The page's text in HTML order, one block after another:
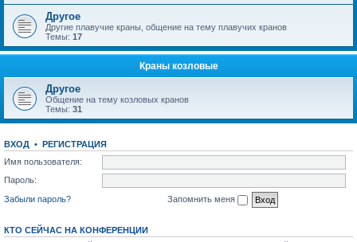
Другое
Другие плавучие краны, общение на тему плавучих кранов
Темы: 17
Краны козловые
Другое
Общение на тему козловых кранов
Темы: 31
ВХОД • РЕГИСТРАЦИЯ
Имя пользователя:
Пароль:
Забыли пароль?
Запомнить меня
КТО СЕЙЧАС НА КОНФЕРЕНЦИИ